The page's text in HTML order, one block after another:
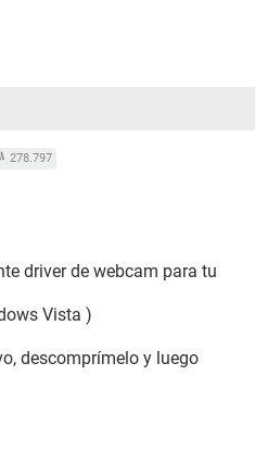
278.797
driver de webcam para tu
Vista )
descomprímelo y luego